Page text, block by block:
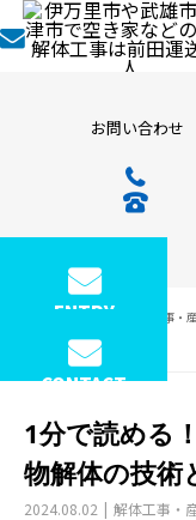
お問い合わせ
ENTRY
CONTACT
解体工事・
の技術とノウハウ
1分で読める
物解体の技術
2024.08.02 解体工事・